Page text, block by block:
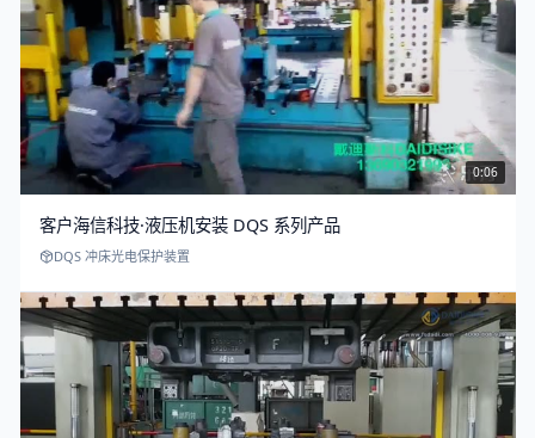
0:06
客户海信科技·液压机安装 DQS 系列产品
DQS 冲床光电保护装置